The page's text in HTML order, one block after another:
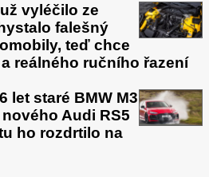
vyléčilo ze
falešný
teď chce
reálného ručního řazení
let staré BMW M3
Audi RS5
ho rozdrtilo na